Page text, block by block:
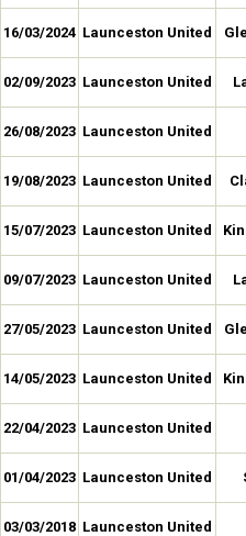
16/03/2024 Launceston United
02/09/2023 Launceston United
26/08/2023 Launceston United
19/08/2023 Launceston United
15/07/2023 Launceston United
09/07/2023 Launceston United
27/05/2023 Launceston United
14/05/2023 Launceston United
22/04/2023 Launceston United
01/04/2023 Launceston United
03/03/2018 Launceston United